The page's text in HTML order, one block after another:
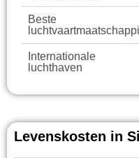
Beste
Internationale
luchthaven
Levenskosten in